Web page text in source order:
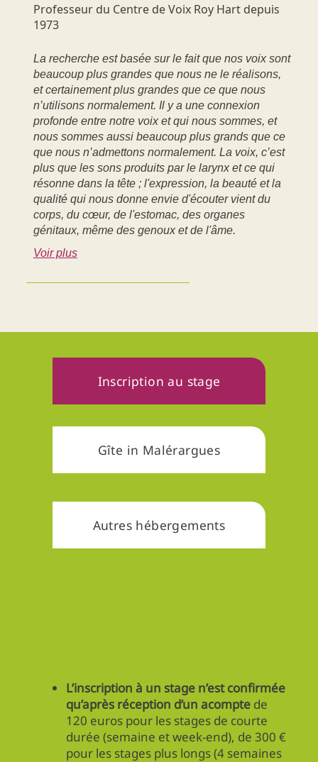
Professeur du Centre de Voix Roy Hart depuis
1973
La recherche est basée sur le fait que nos voix sont
beaucoup plus grandes que nous ne le réalisons,
et certainement plus grandes que ce que nous
n’utilisons normalement. Il y a une connexion
profonde entre notre voix et qui nous sommes, et
nous sommes aussi beaucoup plus grands que ce
que nous n’admettons normalement. La voix, c’est
plus que les sons produits par le larynx et ce qui
résonne dans la tête ; l'expression, la beauté et la
qualité qui nous donne envie d'écouter vient du
corps, du cœur, de l'estomac, des organes
génitaux, même des genoux et de l'âme.
Voir plus
Inscription au stage
Gîte in Malérargues
Autres hébergements
L’inscription à un stage n’est confirmée
qu’après réception d’un acompte de
120 euros pour les stages de courte
durée (semaine et week-end), de 300 €
pour les stages plus longs (4 semaines